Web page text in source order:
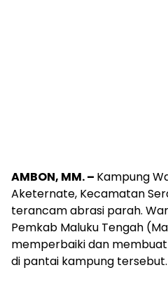
AMBON, MM. – Kampung
Aketernate, Kecamatan
terancam abrasi parah.
Pemkab Maluku Tengah
memperbaiki dan
di pantai kampung tersebut.